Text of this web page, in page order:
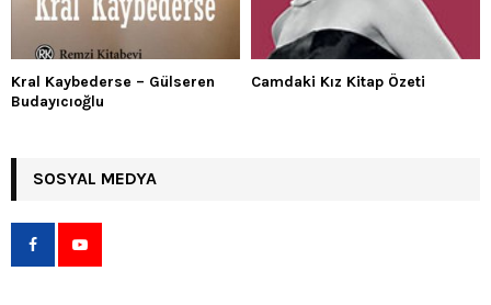
Kral Kaybederse – Gülseren
Budayıcıoğlu
Camdaki Kız Kitap Özeti
SOSYAL MEDYA